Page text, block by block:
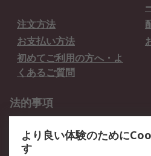
注文方法
お支払い方法
初めてご利用の方へ・よ
くあるご質問
法的事項
クッキーポリシー
より良い体験のために
す